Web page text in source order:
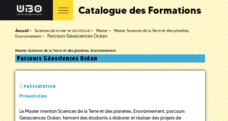
Catalogue des Formations
Accueil Sciences de la mer et du littoral Master
Master Sciences de la Terre et des planètes,
Environnement
Parcours Géosciences Océan
Master Sciences de la Terre et des planètes, Environnement
Parcours Géosciences Océan
PRÉSENTATION
Présentation
Le Master mention Sciences de la Terre et des planètes, Environnement, parcours
Géosciences Océan, forment des étudiants à élaborer et réaliser des projets de